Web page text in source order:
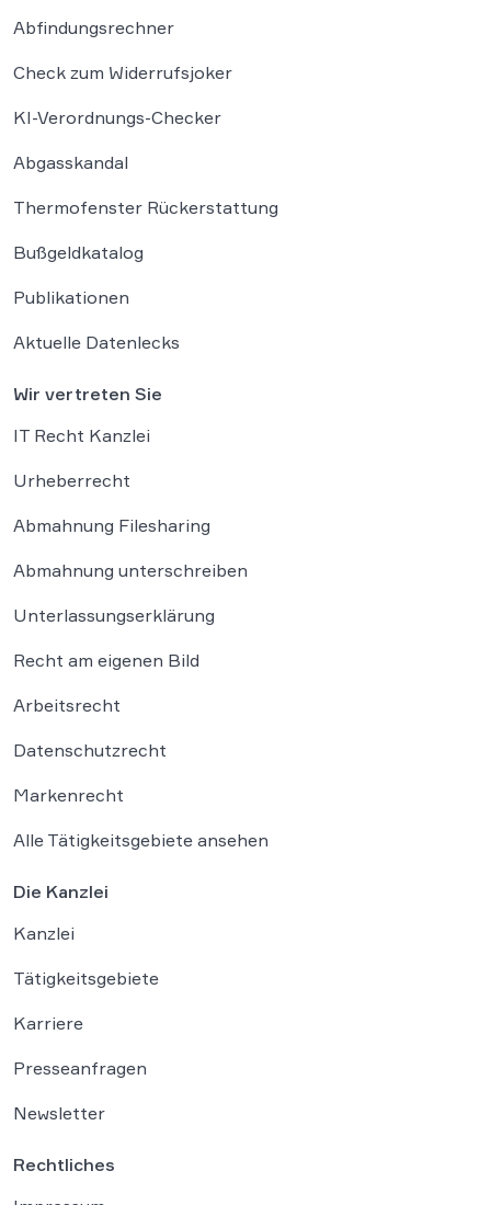
Abfindungsrechner
Check zum Widerrufsjoker
KI-Verordnungs-Checker
Abgasskandal
Thermofenster Rückerstattung
Bußgeldkatalog
Publikationen
Aktuelle Datenlecks
Wir vertreten Sie
IT Recht Kanzlei
Urheberrecht
Abmahnung Filesharing
Abmahnung unterschreiben
Unterlassungserklärung
Recht am eigenen Bild
Arbeitsrecht
Datenschutzrecht
Markenrecht
Alle Tätigkeitsgebiete ansehen
Die Kanzlei
Kanzlei
Tätigkeitsgebiete
Karriere
Presseanfragen
Newsletter
Rechtliches